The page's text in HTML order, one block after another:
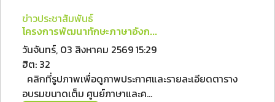
ข่าวประชาสัมพันธ์
โครงการพัฒนาทักษะภาษาอังก...
วันจันทร์, 03 สิงหาคม 2569 15:29
ฮิต: 32
คลิกที่รูปภาพเพื่อดูภาพประกาศและรายละเอียดตาราง
อบรมขนาดเต็ม ศูนย์ภาษาและค...